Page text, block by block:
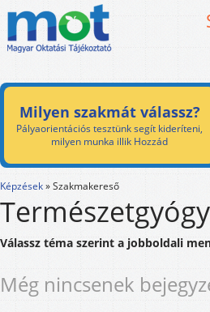
Milyen szakmát válassz?
Pályaorientációs tesztünk segít kideríteni,
milyen munka illik Hozzád
Képzések»Szakmakereső
Válassz téma szerint a jobboldali
Még nincsenek